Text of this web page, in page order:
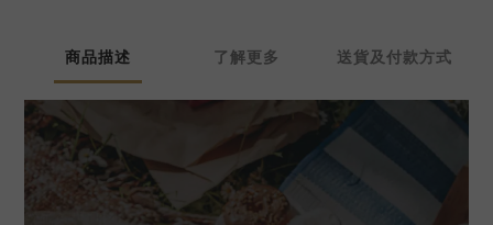
商品描述 了解更多 送貨及付款方式